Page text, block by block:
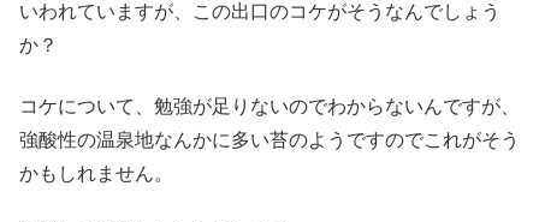
いわれていますが、この出口のコケがそうなんでしょう
か？
コケについて、勉強が足りないのでわからないんですが、
強酸性の温泉地なんかに多い苔のようですのでこれがそう
かもしれません。